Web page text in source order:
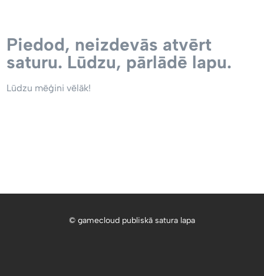
Piedod, neizdevās atvērt
saturu. Lūdzu, pārlādē lapu.
Lūdzu mēģini vēlāk!
© gamecloud publiskā satura lapa